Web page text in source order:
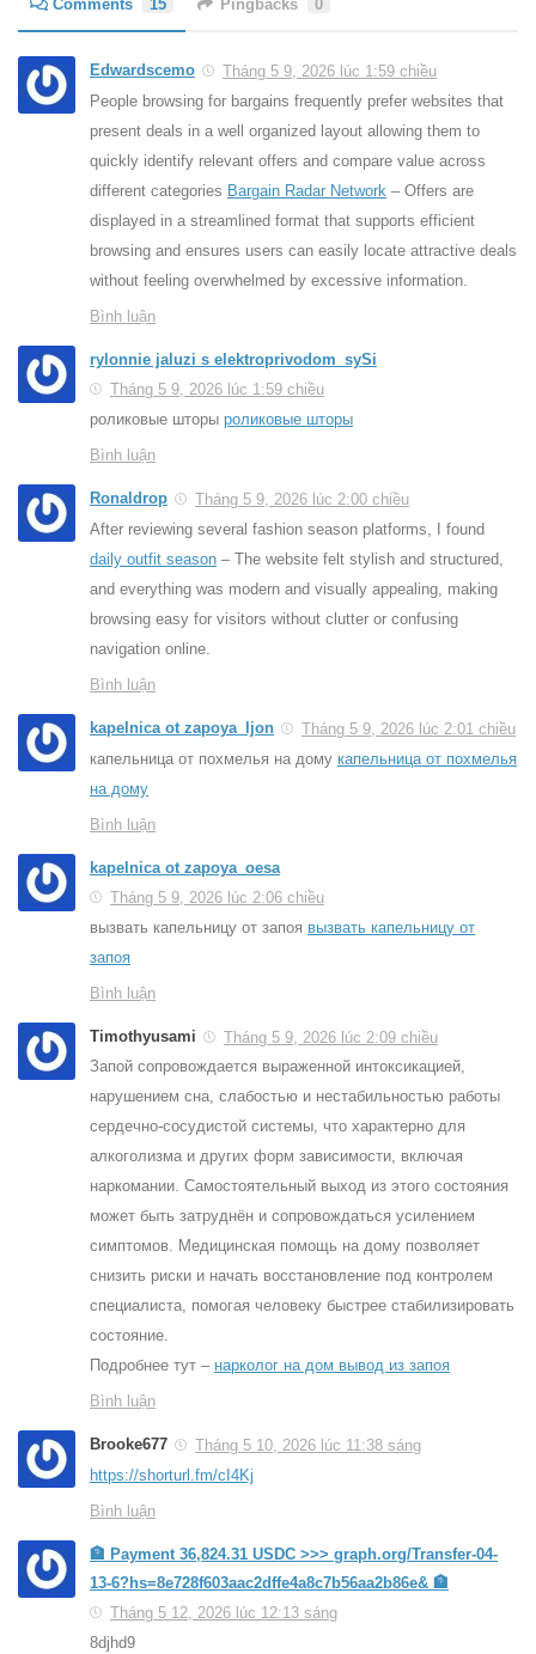
Comments 15 Pingbacks 0
Edwardscemo
Tháng 5 9, 2026 lúc 1:59 chiều
People browsing for bargains frequently prefer websites that
present deals in a well organized layout allowing them to
quickly identify relevant offers and compare value across
different categories Bargain Radar Network – Offers are
displayed in a streamlined format that supports efficient
browsing and ensures users can easily locate attractive deals
without feeling overwhelmed by excessive information.
Bình luận
rylonnie jaluzi s elektroprivodom_sySi
Tháng 5 9, 2026 lúc 1:59 chiều
роликовые шторы роликовые шторы
Bình luận
Ronaldrop
Tháng 5 9, 2026 lúc 2:00 chiều
After reviewing several fashion season platforms, I found
daily outfit season – The website felt stylish and structured,
and everything was modern and visually appealing, making
browsing easy for visitors without clutter or confusing
navigation online.
Bình luận
kapelnica ot zapoya_ljon
Tháng 5 9, 2026 lúc 2:01 chiều
капельница от похмелья на дому капельница от похмелья
на дому
Bình luận
kapelnica ot zapoya_oesa
Tháng 5 9, 2026 lúc 2:06 chiều
вызвать капельницу от запоя вызвать капельницу от
запоя
Bình luận
Timothyusami
Tháng 5 9, 2026 lúc 2:09 chiều
Запой сопровождается выраженной интоксикацией,
нарушением сна, слабостью и нестабильностью работы
сердечно-сосудистой системы, что характерно для
алкоголизма и других форм зависимости, включая
наркомании. Самостоятельный выход из этого состояния
может быть затруднён и сопровождаться усилением
симптомов. Медицинская помощь на дому позволяет
снизить риски и начать восстановление под контролем
специалиста, помогая человеку быстрее стабилизировать
состояние.
Подробнее тут – нарколог на дом вывод из запоя
Bình luận
Brooke677
Tháng 5 10, 2026 lúc 11:38 sáng
https://shorturl.fm/cI4Kj
Bình luận
🏦 Payment 36,824.31 USDC >>> graph.org/Transfer-04-
13-6?hs=8e728f603aac2dffe4a8c7b56aa2b86e& 🏦
Tháng 5 12, 2026 lúc 12:13 sáng
8djhd9